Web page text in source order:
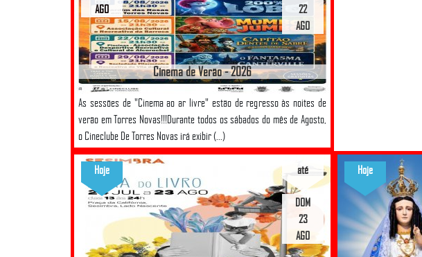
Cinema de Verão - 2026
As sessões de "Cinema ao ar livre" estão de regresso às noites de
verão em Torres Novas!!!Durante todos os sábados do mês de Agosto,
o Cineclube De Torres Novas irá exibir (...)
22
AGO
AGO
até
DOM
23
AGO
Hoje Hoje